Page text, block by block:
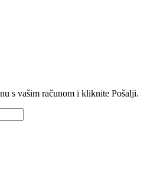
s vašim računom i kliknite Pošalji.